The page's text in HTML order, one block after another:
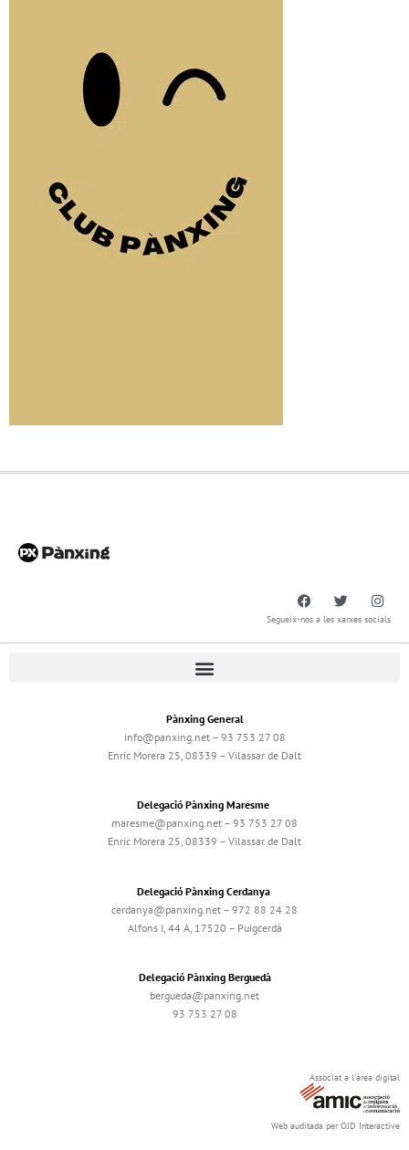
Segueix-nos a les xarxes socials
Pànxing General
info@panxing.net – 93 753 27 08
Enric Morera 25, 08339 – Vilassar de Dalt
Delegació Pànxing Maresme
maresme@panxing.net – 93 753 27 08
Enric Morera 25, 08339 – Vilassar de Dalt
Delegació Pànxing Cerdanya
cerdanya@panxing.net – 972 88 24 28
Alfons I, 44 A, 17520 – Puigcerdà
Delegació Pànxing Berguedà
bergueda@panxing.net
93 753 27 08
Associat a l'àrea digital
Web auditada per OJD Interactive